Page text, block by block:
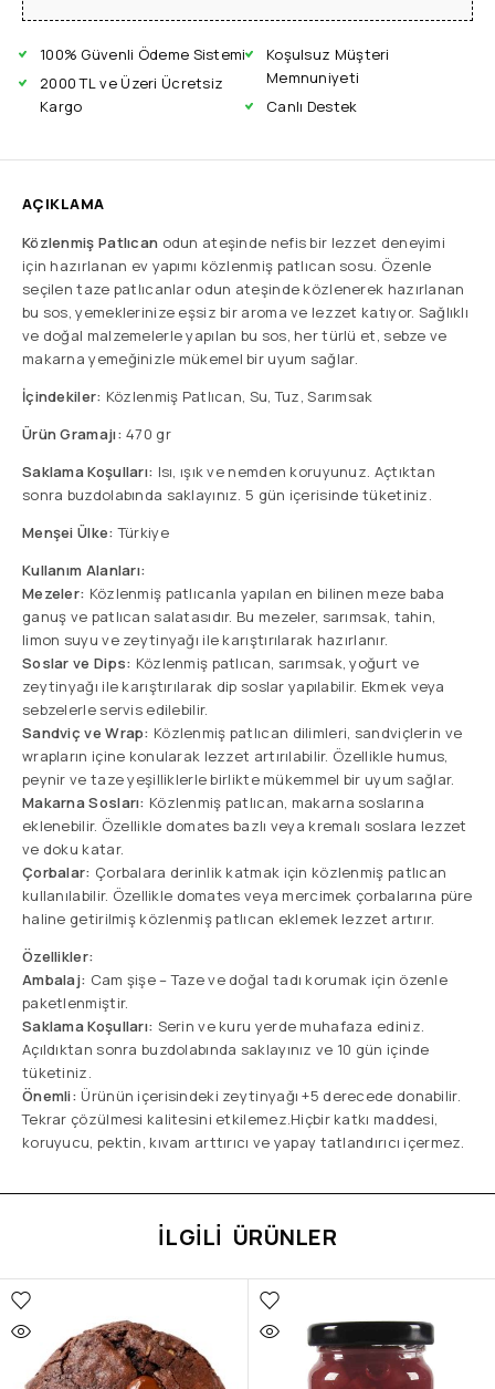
100% Güvenli Ödeme Sistemi
2000 TL ve Üzeri Ücretsiz
Kargo
Koşulsuz Müşteri
Memnuniyeti
Canlı Destek
AÇIKLAMA
Közlenmiş Patlıcan odun ateşinde nefis bir lezzet deneyimi
için hazırlanan ev yapımı közlenmiş patlıcan sosu. Özenle
seçilen taze patlıcanlar odun ateşinde közlenerek hazırlanan
bu sos, yemeklerinize eşsiz bir aroma ve lezzet katıyor. Sağlıklı
ve doğal malzemelerle yapılan bu sos, her türlü et, sebze ve
makarna yemeğinizle mükemel bir uyum sağlar.
İçindekiler: Közlenmiş Patlıcan, Su, Tuz, Sarımsak
Ürün Gramajı:470 gr
Saklama Koşulları: Isı, ışık ve nemden koruyunuz. Açtıktan
sonra buzdolabında saklayınız. 5 gün içerisinde tüketiniz.
Menşei Ülke:Türkiye
Kullanım Alanları:
Mezeler: Közlenmiş patlıcanla yapılan en bilinen meze baba
ganuş ve patlıcan salatasıdır. Bu mezeler, sarımsak, tahin,
limon suyu ve zeytinyağı ile karıştırılarak hazırlanır.
Soslar ve Dips: Közlenmiş patlıcan, sarımsak, yoğurt ve
zeytinyağı ile karıştırılarak dip soslar yapılabilir. Ekmek veya
sebzelerle servis edilebilir.
Sandviç ve Wrap: Közlenmiş patlıcan dilimleri, sandviçlerin ve
wrapların içine konularak lezzet artırılabilir. Özellikle humus,
peynir ve taze yeşilliklerle birlikte mükemmel bir uyum sağlar.
Makarna Sosları: Közlenmiş patlıcan, makarna soslarına
eklenebilir. Özellikle domates bazlı veya kremalı soslara lezzet
ve doku katar.
Çorbalar: Çorbalara derinlik katmak için közlenmiş patlıcan
kullanılabilir. Özellikle domates veya mercimek çorbalarına püre
haline getirilmiş közlenmiş patlıcan eklemek lezzet artırır.
Özellikler:
Ambalaj: Cam şişe – Taze ve doğal tadı korumak için özenle
paketlenmiştir.
Saklama Koşulları: Serin ve kuru yerde muhafaza ediniz.
Açıldıktan sonra buzdolabında saklayınız ve 10 gün içinde
tüketiniz.
Önemli: Ürünün içerisindeki zeytinyağı +5 derecede donabilir.
Tekrar çözülmesi kalitesini etkilemez.Hiçbir katkı maddesi,
koruyucu, pektin, kıvam arttırıcı ve yapay tatlandırıcı içermez.
İLGILI ÜRÜNLER